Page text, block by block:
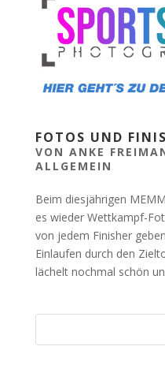
FOTOS UND
VON ANKE
ALLGEMEIN
Beim diesjährigen
es wieder Wettkampf-
von jedem Finisher
Einlaufen durch den
lächelt nochmal schön